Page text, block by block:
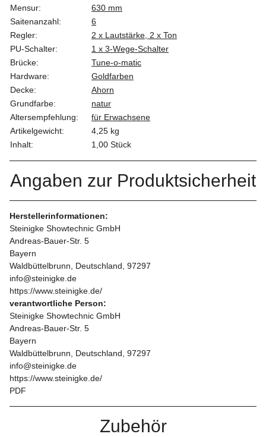
Mensur:
630 mm
Saitenanzahl:
6
Regler:
2 x Lautstärke, 2 x Ton
PU-Schalter:
1 x 3-Wege-Schalter
Brücke:
Tune-o-matic
Hardware:
Goldfarben
Decke:
Ahorn
Grundfarbe:
natur
Altersempfehlung:
für Erwachsene
Artikelgewicht:
4,25 kg
Inhalt:
1,00 Stück
Angaben zur Produktsicherheit
Herstellerinformationen:
Steinigke Showtechnic GmbH
Andreas-Bauer-Str. 5
Bayern
Waldbüttelbrunn, Deutschland, 97297
info@steinigke.de
https://www.steinigke.de/
verantwortliche Person:
Steinigke Showtechnic GmbH
Andreas-Bauer-Str. 5
Bayern
Waldbüttelbrunn, Deutschland, 97297
info@steinigke.de
https://www.steinigke.de/
PDF
Zubehör